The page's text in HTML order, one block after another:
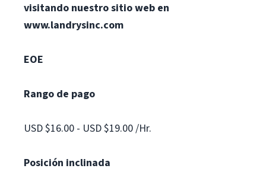
visitando nuestro sitio web en
www.landrysinc.com
EOE
Rango de pago
USD $16.00 - USD $19.00 /Hr.
Posición inclinada